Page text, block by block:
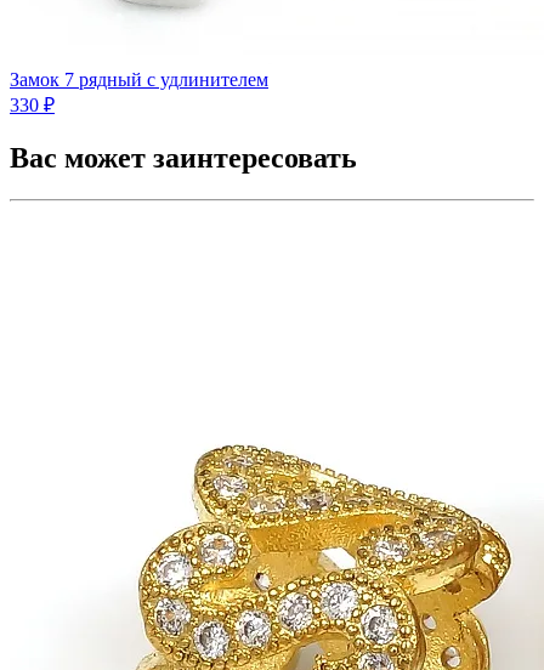
Замок 7 рядный с удлинителем
330 ₽
Вас может заинтересовать